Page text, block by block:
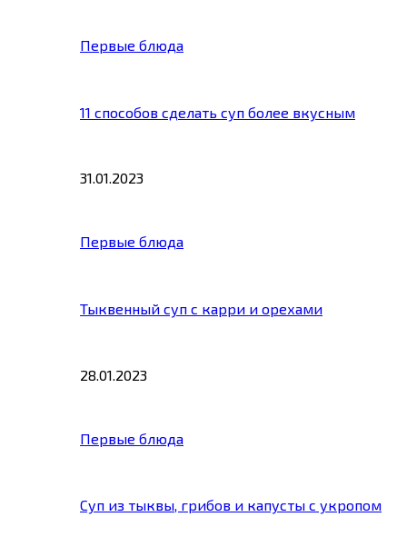
Первые блюда
11 способов сделать суп более вкусным
31.01.2023
Первые блюда
Тыквенный суп с карри и орехами
28.01.2023
Первые блюда
Суп из тыквы, грибов и капусты с укропом